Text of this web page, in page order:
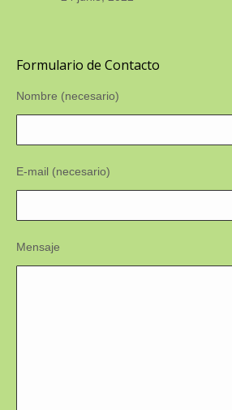
Formulario de Contacto
Nombre (necesario)
E-mail (necesario)
Mensaje